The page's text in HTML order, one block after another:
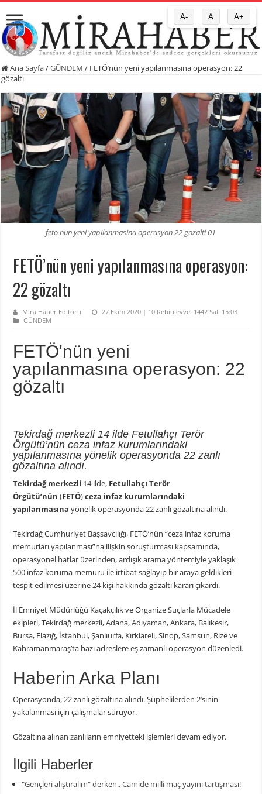
Ana Sayfa/GÜNDEM / FETÖ’nün yeni yapılanmasına operasyon: 22
gözaltı
feto nun yeni yapilanmasina operasyon 22 gozalti 01
FETÖ’nün yeni yapılanmasına operasyon:
22 gözaltı
Mira Haber Editörü
27 Ekim 2020 | 10 Rebiülevvel 1442 Salı 15:03
GÜNDEM
FETÖ'nün yeni
yapılanmasına operasyon: 22
gözaltı
Tekirdağ merkezli 14 ilde Fetullahçı Terör
Örgütü’nün ceza infaz kurumlarındaki
yapılanmasına yönelik operasyonda 22 zanlı
gözaltına alındı.
Tekirdağ merkezli 14 ilde, Fetullahçı Terör
Örgütü’nün(FETÖ)ceza infaz kurumlarındaki
yapılanmasınayönelik operasyonda 22 zanlı gözaltına alındı.
Tekirdağ Cumhuriyet Başsavcılığı, FETÖ’nün “ceza infaz koruma
memurları yapılanması”na ilişkin soruşturması kapsamında,
operasyonel hatlar üzerinden, ardışık arama yöntemiyle yaklaşık
500 infaz koruma memuru ile irtibat sağlayıp bir araya geldikleri
tespit edilmesi üzerine 24 kişi hakkında gözaltı kararı çıkardı.
İl Emniyet Müdürlüğü Kaçakçılık ve Organize Suçlarla Mücadele
ekipleri, Tekirdağ merkezli, Adana, Adıyaman, Ankara, Balıkesir,
Bursa, Elazığ, İstanbul, Şanlıurfa, Kırklareli, Sinop, Samsun, Rize ve
Kahramanmaraş’ta bazı adreslere eş zamanlı operasyon düzenledi.
Haberin Arka Planı
Operasyonda, 22 zanlı gözaltına alındı. Şüphelilerden 2’sinin
yakalanması için çalışmalar sürüyor.
Gözaltına alınan zanlıların emniyetteki işlemleri devam ediyor.
İlgili Haberler
"Gençleri alıştıralım" derken.. Camide milli maç yayını tartışması!
A- A A+